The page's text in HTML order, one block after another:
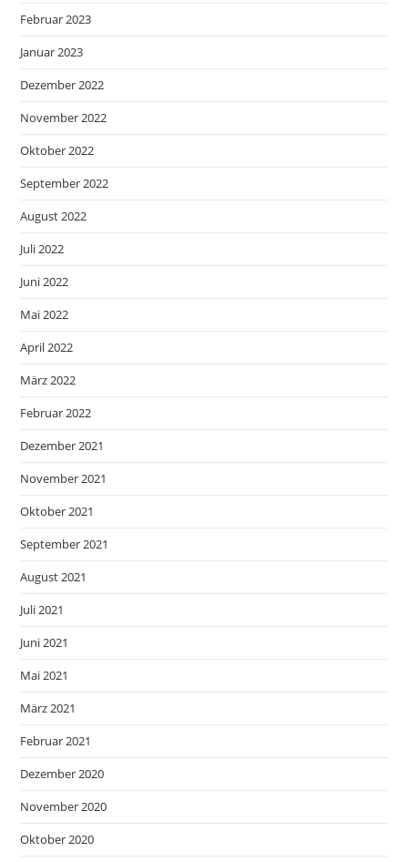
Februar 2023
Januar 2023
Dezember 2022
November 2022
Oktober 2022
September 2022
August 2022
Juli 2022
Juni 2022
Mai 2022
April 2022
März 2022
Februar 2022
Dezember 2021
November 2021
Oktober 2021
September 2021
August 2021
Juli 2021
Juni 2021
Mai 2021
März 2021
Februar 2021
Dezember 2020
November 2020
Oktober 2020